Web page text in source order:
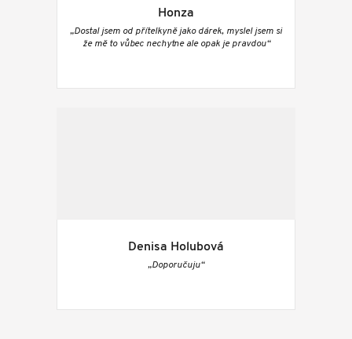
Honza
„Dostal jsem od přítelkyně jako dárek, myslel jsem si
že mě to vůbec nechytne ale opak je pravdou“
Denisa Holubová
„Doporučuju“